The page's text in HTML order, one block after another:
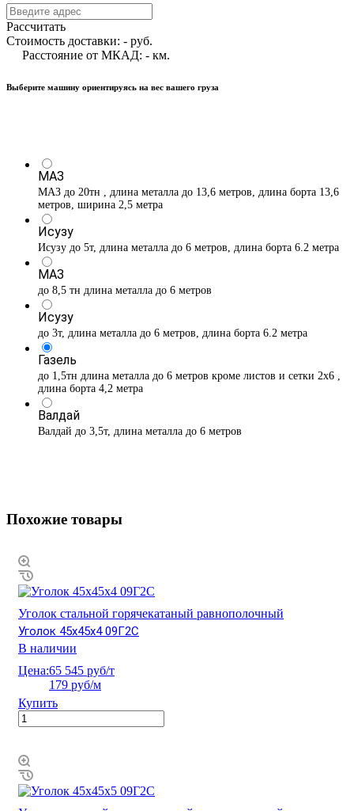
Рассчитать
Стоимость доставки: - руб.
Расстояние от МКАД: - км.
Выберите машину ориентируясь на вес вашего груза
МАЗ
МАЗ до 20тн , длина металла до 13,6 метров, длина борта 13,6
метров, ширина 2,5 метра
Исузу
Исузу до 5т, длина металла до 6 метров, длина борта 6.2 метра
МАЗ
до 8,5 тн длина металла до 6 метров
Исузу
до 3т, длина металла до 6 метров, длина борта 6.2 метра
Газель
до 1,5тн длина металла до 6 метров кроме листов и сетки 2х6 ,
длина борта 4,2 метра
Валдай
Валдай до 3,5т, длина металла до 6 метров
Похожие товары
Уголок стальной горячекатаный равнополочный
Уголок 45х45х4 09Г2С
В наличии
Цена:65 545 руб/т
179 руб/м
Купить